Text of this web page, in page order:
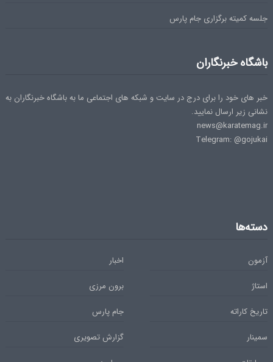
جلسه کمیته برگزاری جام پارس
باشگاه خبرنگاران
خبر های خود را برای درج در سایت و شبکه های اجتماعی ما به باشگاه خبرنگاران به
نشانی زیر ارسال نمایید.
news@karatemag.ir
Telegram: @gojukai
دسته‌ها
آزمون
اخبار
استاژ
برون مرزی
تاریخ کاراته
جام پارس
سمینار
گزارش تصویری